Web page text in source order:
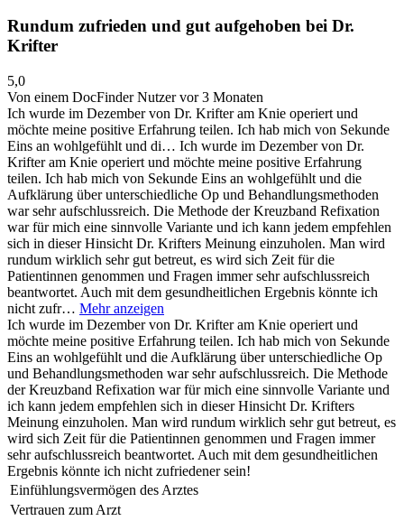
Rundum zufrieden und gut aufgehoben bei Dr.
Krifter
5,0
Von einem DocFinder Nutzervor 3 Monaten
Ich wurde im Dezember von Dr. Krifter am Knie operiert und
möchte meine positive Erfahrung teilen. Ich hab mich von Sekunde
Eins an wohlgefühlt und di… Ich wurde im Dezember von Dr.
Krifter am Knie operiert und möchte meine positive Erfahrung
teilen. Ich hab mich von Sekunde Eins an wohlgefühlt und die
Aufklärung über unterschiedliche Op und Behandlungsmethoden
war sehr aufschlussreich. Die Methode der Kreuzband Refixation
war für mich eine sinnvolle Variante und ich kann jedem empfehlen
sich in dieser Hinsicht Dr. Krifters Meinung einzuholen. Man wird
rundum wirklich sehr gut betreut, es wird sich Zeit für die
Patientinnen genommen und Fragen immer sehr aufschlussreich
beantwortet. Auch mit dem gesundheitlichen Ergebnis könnte ich
nicht zufr… Mehr anzeigen
Ich wurde im Dezember von Dr. Krifter am Knie operiert und
möchte meine positive Erfahrung teilen. Ich hab mich von Sekunde
Eins an wohlgefühlt und die Aufklärung über unterschiedliche Op
und Behandlungsmethoden war sehr aufschlussreich. Die Methode
der Kreuzband Refixation war für mich eine sinnvolle Variante und
ich kann jedem empfehlen sich in dieser Hinsicht Dr. Krifters
Meinung einzuholen. Man wird rundum wirklich sehr gut betreut, es
wird sich Zeit für die Patientinnen genommen und Fragen immer
sehr aufschlussreich beantwortet. Auch mit dem gesundheitlichen
Ergebnis könnte ich nicht zufriedener sein!
Einfühlungsvermögen des Arztes
Vertrauen zum Arzt